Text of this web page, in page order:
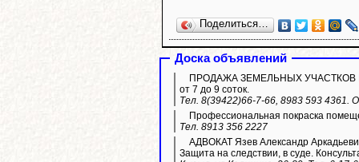
Поделиться…
Доска объявлений
ПРОДАЖА ЗЕМЕЛЬНЫХ УЧАСТКОВ
от 7 до 9 соток.
Тел. 8(39422)66-7-66, 8983 593 4361.
Профессиональная покраска
Тел. 8913 356 2227
АДВОКАТ Язев Александр
Защита на следствии, в суде.